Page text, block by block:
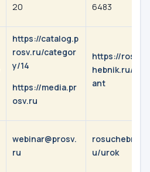
20
6483
https://catalog.p
rosv.ru/categor
y/14
https://media.pr
osv.ru
https://rosuc
hebnik.ru/dist
ant
webinar@prosv.
ru
rosuchebnik.r
u/urok